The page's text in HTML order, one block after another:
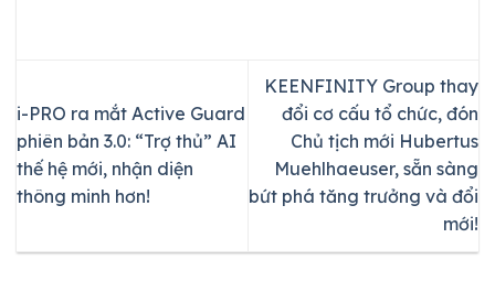
i-PRO ra mắt Active Guard
phiên bản 3.0: “Trợ thủ” AI
thế hệ mới, nhận diện
thông minh hơn!
KEENFINITY Group thay
đổi cơ cấu tổ chức, đón
Chủ tịch mới Hubertus
Muehlhaeuser, sẵn sàng
bứt phá tăng trưởng và đổi
mới!